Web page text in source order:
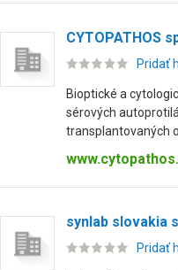
CYTOPATHOS
Pridať
Bioptické a
sérových
transplantovaných
synlab slovakia
Pridať